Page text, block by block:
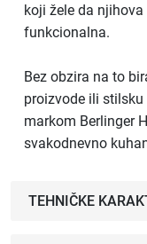
koji žele da
funkcionalna.
Bez obzira na to
proizvode ili
markom Berlinger
svakodnevno
TEHNIČKE